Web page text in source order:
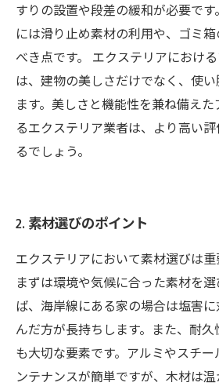
すりの設置や段差の緩和が必要で
には滑り止め素材の利用や、ゴミ
べき点です。 エクステリアにおけ
は、建物の美しさだけでなく、使
ます。美しさと機能性を兼ね備え
るエクステリア業者は、より高い
るでしょう。
2. 素材選びのポイント
エクステリアにおいて素材選びは重
まずは環境や気候に合った素材を
ば、海岸線にある家の場合は塩害
んだ方が長持ちします。また、耐
も大切な要素です。アルミやスチ
ンテナンスが簡単ですが、木材は